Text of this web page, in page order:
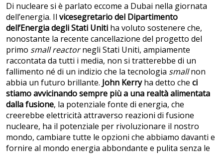
Di nucleare si è parlato eccome a Dubai nella giornata
dell’energia. Il vicesegretario del Dipartimento
dell’Energia degli Stati Uniti ha voluto sostenere che,
nonostante la recente cancellazione del progetto del
primo small reactornegli Stati Uniti, ampiamente
raccontata da tutti i media, non si tratterebbe di un
fallimento né di un indizio che la tecnologia smallnon
abbia un futuro brillante. John Kerryha detto che ci
stiamo avvicinando sempre più a una realtà alimentata
dalla fusione, la potenziale fonte di energia, che
creerebbe elettricità attraverso reazioni di fusione
nucleare, ha il potenziale per rivoluzionare il nostro
mondo, cambiare tutte le opzioni che abbiamo davanti e
fornire al mondo energia abbondante e pulita senza le